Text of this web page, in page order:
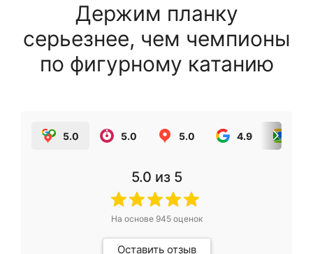
Держим планку
серьезнее, чем чемпионы
по фигурному катанию
5.0 5.0 5.0 4.9
5.0 из 5
На основе 945оценок
Оставить отзыв